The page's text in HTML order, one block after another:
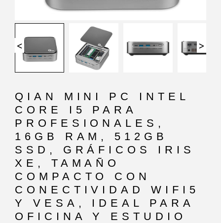
< >
QIAN MINI PC INTEL
CORE I5 PARA
PROFESIONALES,
16GB RAM, 512GB
SSD, GRÁFICOS IRIS
XE, TAMAÑO
COMPACTO CON
CONECTIVIDAD WIFI5
Y VESA, IDEAL PARA
OFICINA Y ESTUDIO